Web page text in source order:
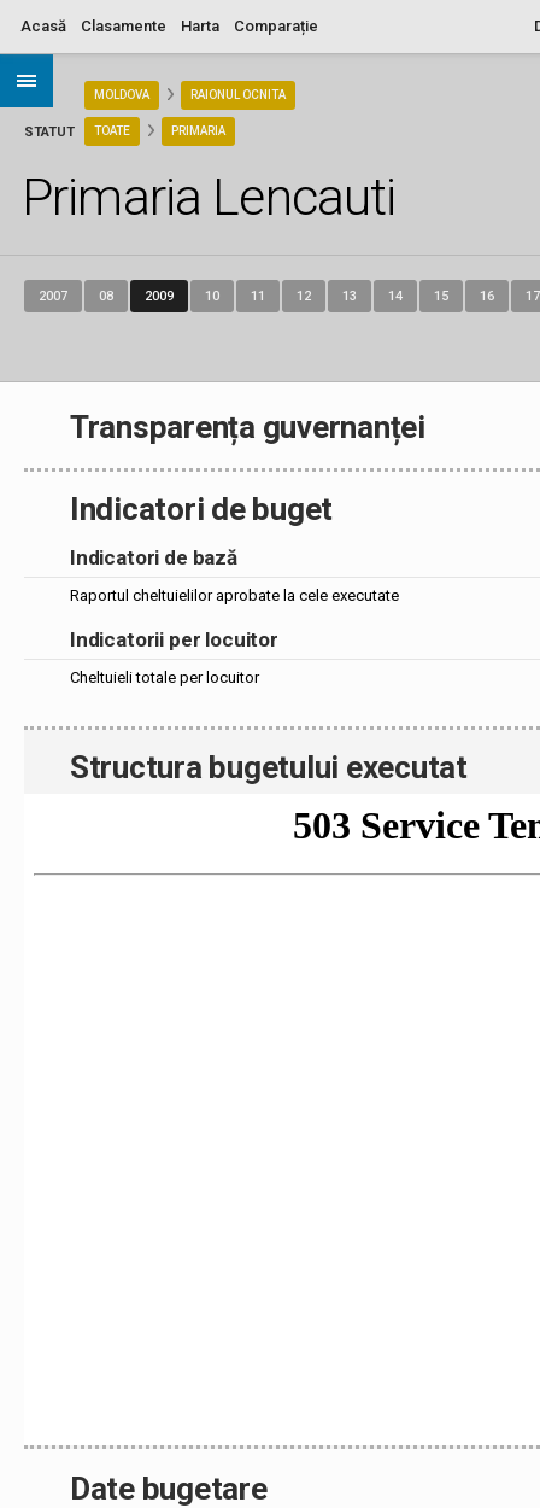
Acasă Clasamente Harta Comparație
STATUT
MOLDOVA RAIONUL OCNITA
TOATE PRIMARIA
Primaria Lencauti
2007 08 2009 10 11 12 13 14 15 16 17
Transparența guvernanței
Indicatori de buget
Indicatori de bază
Raportul cheltuielilor aprobate la cele executate
Indicatorii per locuitor
Cheltuieli totale per locuitor
Structura bugetului executat
Date bugetare